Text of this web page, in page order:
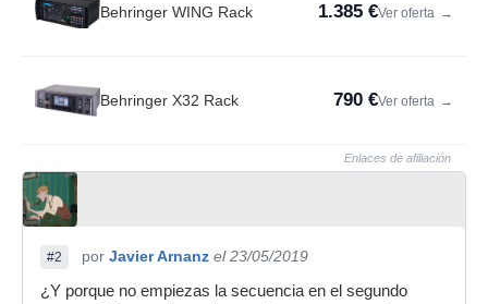
Behringer WING Rack 1.385 €Ver oferta →
Behringer X32 Rack 790 €Ver oferta →
Enlaces de afiliación
#2 por Javier Arnanz el 23/05/2019
¿Y porque no empiezas la secuencia en el segundo